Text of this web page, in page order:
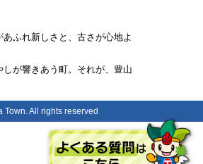
ふれ新しさと、古さが心地よ
が響きあう町。それが、豊山
All rights reserved